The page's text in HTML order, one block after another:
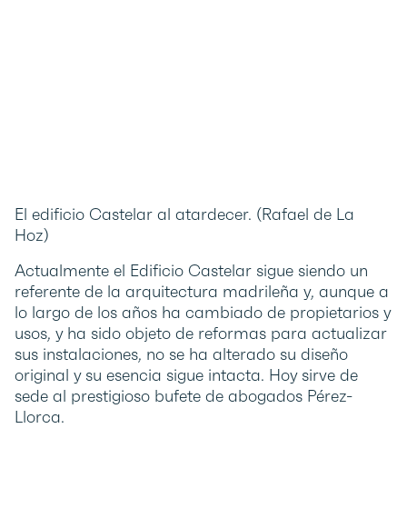
El edificio Castelar al atardecer. (Rafael de La
Hoz)
Actualmente el Edificio Castelar sigue siendo un
referente de la arquitectura madrileña y, aunque a
lo largo de los años ha cambiado de propietarios y
usos, y ha sido objeto de reformas para actualizar
sus instalaciones, no se ha alterado su diseño
original y su esencia sigue intacta. Hoy sirve de
sede al prestigioso bufete de abogados Pérez-
Llorca.